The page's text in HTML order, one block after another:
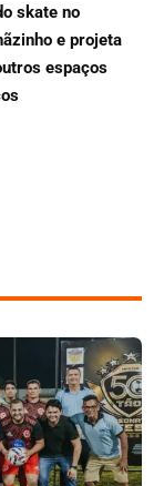
skate no
e projeta
espaços